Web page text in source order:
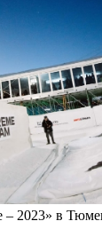
– 2023» в